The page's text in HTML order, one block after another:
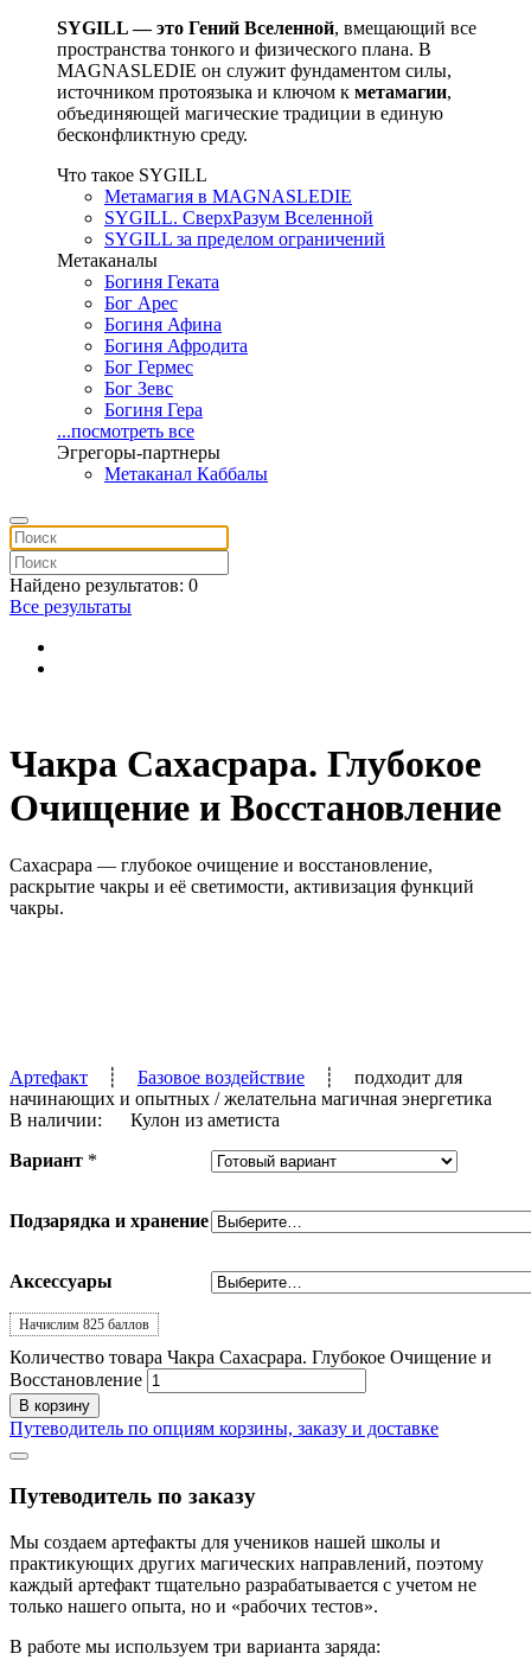
SYGILL — это Гений Вселенной, вмещающий все
пространства тонкого и физического плана. В
MAGNASLEDIE он служит фундаментом силы,
источником протоязыка и ключом к метамагии,
объединяющей магические традиции в единую
бесконфликтную среду.
Что такое SYGILL
Метамагия в MAGNASLEDIE
SYGILL. СверхРазум Вселенной
SYGILL за пределом ограничений
Метаканалы
Богиня Геката
Бог Арес
Богиня Афина
Богиня Афродита
Бог Гермес
Бог Зевс
Богиня Гера
...посмотреть все
Эгрегоры-партнеры
Метаканал Каббалы
Найдено результатов: 0
Все результаты
Чакра Сахасрара. Глубокое
Очищение и Восстановление
Сахасрара — глубокое очищение и восстановление,
раскрытие чакры и её светимости, активизация функций
чакры.
Артефакт ┊ Базовое воздействие ┊ подходит для
начинающих и опытных / желательна магичная энергетика
В наличии:
Кулон из аметиста
Вариант *
Подзарядка и хранение
Аксессуары
Начислим 825 баллов
Количество товара Чакра Сахасрара. Глубокое Очищение и
Восстановление
В корзину
Путеводитель по опциям корзины, заказу и доставке
Путеводитель по заказу
Мы создаем артефакты для учеников нашей школы и
практикующих других магических направлений, поэтому
каждый артефакт тщательно разрабатывается с учетом не
только нашего опыта, но и «рабочих тестов».
В работе мы используем три варианта заряда: